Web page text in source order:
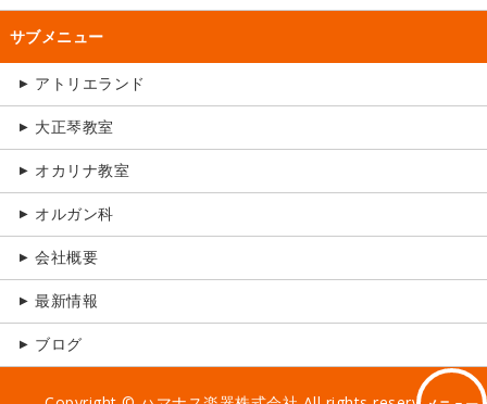
アトリエランド
大正琴教室
オカリナ教室
オルガン科
会社概要
最新情報
ブログ